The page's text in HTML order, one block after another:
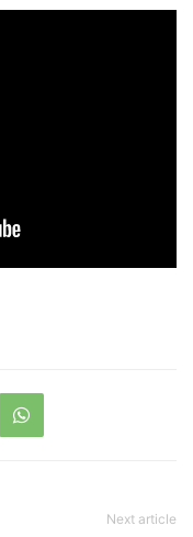
Next article